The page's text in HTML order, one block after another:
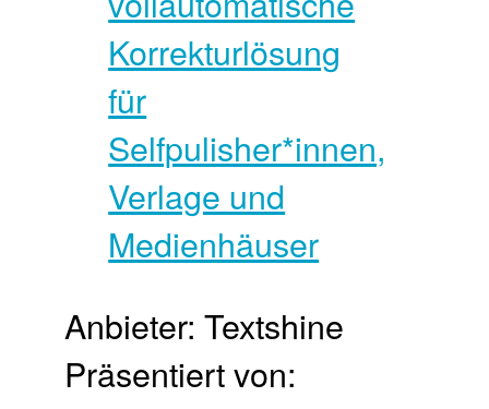
Anbieter: Textshine
Präsentiert von: